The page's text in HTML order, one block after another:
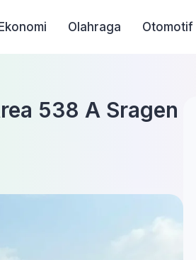
Ekonomi Olahraga Otomotif
538 A Sragen